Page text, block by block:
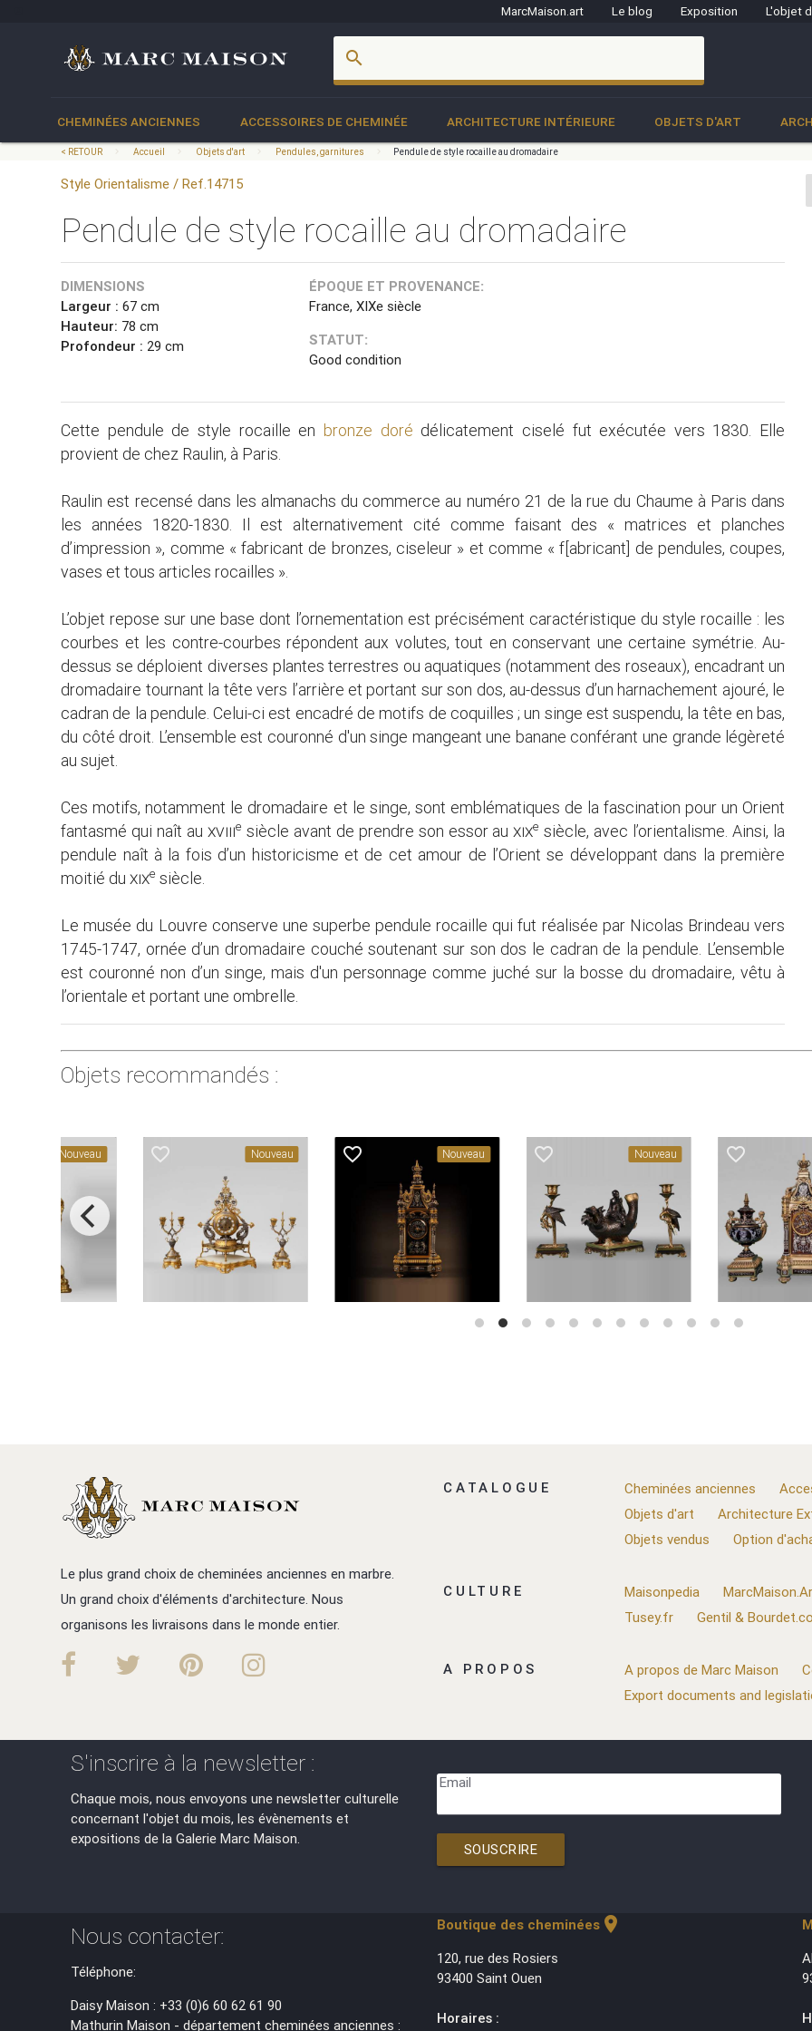
MarcMaison.art Le blog Exposition L'objet
search
CHEMINÉES ANCIENNES ACCESSOIRES DE CHEMINÉE ARCHITECTURE INTÉRIEURE OBJETS D'ART
< RETOUR Accueil Objets d'art Pendules, garnitures Pendule de style rocaille au dromadaire
Style Orientalisme / Ref.14715
Pendule de style rocaille au dromadaire
DIMENSIONS
Largeur : 67 cm
Hauteur: 78 cm
Profondeur : 29 cm
ÉPOQUE ET PROVENANCE:
France, XIXe siècle
STATUT:
Good condition
Cette pendule de style rocaille en bronze doré délicatement ciselé fut exécutée vers 1830. Elle
provient de chez Raulin, à Paris.
Raulin est recensé dans les almanachs du commerce au numéro 21 de la rue du Chaume à Paris dans
les années 1820-1830. Il est alternativement cité comme faisant des « matrices et planches
d’impression », comme « fabricant de bronzes, ciseleur » et comme « f[abricant] de pendules, coupes,
vases et tous articles rocailles ».
L’objet repose sur une base dont l’ornementation est précisément caractéristique du style rocaille : les
courbes et les contre-courbes répondent aux volutes, tout en conservant une certaine symétrie. Au-
dessus se déploient diverses plantes terrestres ou aquatiques (notamment des roseaux), encadrant un
dromadaire tournant la tête vers l’arrière et portant sur son dos, au-dessus d’un harnachement ajouré, le
cadran de la pendule. Celui-ci est encadré de motifs de coquilles ; un singe est suspendu, la tête en bas,
du côté droit. L’ensemble est couronné d'un singe mangeant une banane conférant une grande légèreté
au sujet.
Ces motifs, notamment le dromadaire et le singe, sont emblématiques de la fascination pour un Orient
fantasmé qui naît au xviiie siècle avant de prendre son essor auxixe siècle, avec l’orientalisme. Ainsi, la
pendule naît à la fois d’un historicisme et de cet amour de l’Orient se développant dans la première
moitié duxixe siècle.
Le musée du Louvre conserve une superbe pendule rocaille qui fut réalisée par Nicolas Brindeau vers
1745-1747, ornée d’un dromadaire couché soutenant sur son dos le cadran de la pendule. L’ensemble
est couronné non d’un singe, mais d'un personnage comme juché sur la bosse du dromadaire, vêtu à
l’orientale et portant une ombrelle.
Objets recommandés :
favorite_border Nouveau favorite_border Nouveau favorite_border
Nouveau favorite_border Nouveau
Le plus grand choix de cheminées anciennes en marbre.
Un grand choix d'éléments d'architecture. Nous
organisons les livraisons dans le monde entier.
CATALOGUE Cheminées anciennes
Objets d'art
Architecture
Objets vendus
Option
CULTURE Maisonpedia
Tusey.fr
Gentil &
A PROPOS A propos de Marc Maison
Export documents and
S'inscrire à la newsletter :
Chaque mois, nous envoyons une newsletter culturelle
concernant l'objet du mois, les évènements et
expositions de la Galerie Marc Maison.
Email
SOUSCRIRE
Nous contacter:
Téléphone:
Daisy Maison : +33 (0)6 60 62 61 90
Mathurin Maison - département cheminées anciennes :
Boutique des cheminéeslocation_on
120, rue des Rosiers
93400 Saint Ouen
Horaires :